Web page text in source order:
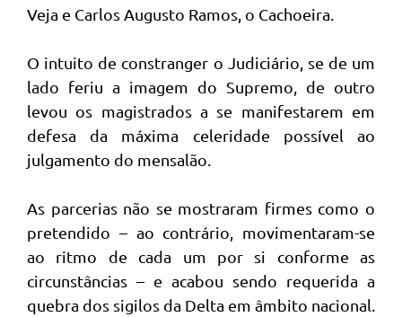
Veja e Carlos Augusto Ramos, o Cachoeira.
O intuito de constranger o Judiciário, se de um
lado feriu a imagem do Supremo, de outro
levou os magistrados a se manifestarem em
defesa da máxima celeridade possível ao
julgamento do mensalão.
As parcerias não se mostraram firmes como o
pretendido – ao contrário, movimentaram-se
ao ritmo de cada um por si conforme as
circunstâncias – e acabou sendo requerida a
quebra dos sigilos da Delta em âmbito nacional.